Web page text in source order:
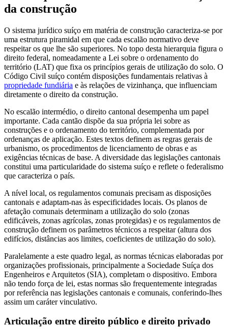
da construção
O sistema jurídico suíço em matéria de construção caracteriza-se por
uma estrutura piramidal em que cada escalão normativo deve
respeitar os que lhe são superiores. No topo desta hierarquia figura o
direito federal, nomeadamente a Lei sobre o ordenamento do
território (LAT) que fixa os princípios gerais de utilização do solo. O
Código Civil suíço contém disposições fundamentais relativas à
propriedade fundiária e às relações de vizinhança, que influenciam
diretamente o direito da construção.
No escalão intermédio, o direito cantonal desempenha um papel
importante. Cada cantão dispõe da sua própria lei sobre as
construções e o ordenamento do território, complementada por
ordenanças de aplicação. Estes textos definem as regras gerais de
urbanismo, os procedimentos de licenciamento de obras e as
exigências técnicas de base. A diversidade das legislações cantonais
constitui uma particularidade do sistema suíço e reflete o federalismo
que caracteriza o país.
A nível local, os regulamentos comunais precisam as disposições
cantonais e adaptam-nas às especificidades locais. Os planos de
afetação comunais determinam a utilização do solo (zonas
edificáveis, zonas agrícolas, zonas protegidas) e os regulamentos de
construção definem os parâmetros técnicos a respeitar (altura dos
edifícios, distâncias aos limites, coeficientes de utilização do solo).
Paralelamente a este quadro legal, as normas técnicas elaboradas por
organizações profissionais, principalmente a Sociedade Suíça dos
Engenheiros e Arquitetos (SIA), completam o dispositivo. Embora
não tendo força de lei, estas normas são frequentemente integradas
por referência nas legislações cantonais e comunais, conferindo-lhes
assim um caráter vinculativo.
Articulação entre direito público e direito privado